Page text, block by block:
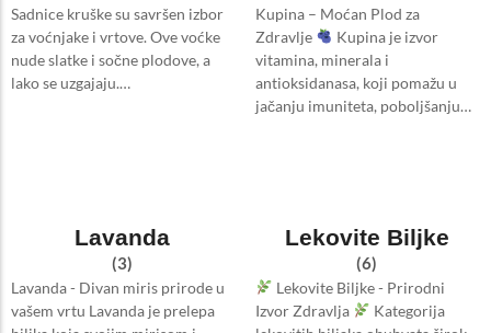
Sadnice kruške su savršen izbor
za voćnjake i vrtove. Ove voćke
nude slatke i sočne plodove, a
lako se uzgajaju.…
Kupina – Moćan Plod za
Zdravlje
Kupina je izvor
vitamina, minerala i
antioksidanasa, koji pomažu u
jačanju imuniteta, poboljšanju…
Lavanda
(3)
Lavanda - Divan miris prirode u
vašem vrtu Lavanda je prelepa
Lekovite Biljke
(6)
Lekovite Biljke - Prirodni
Izvor Zdravlja
Kategorija